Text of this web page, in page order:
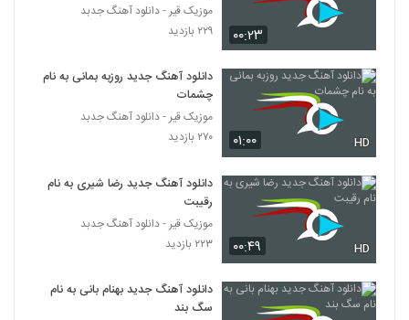
5320
شکیب آهنگ یکی به دو
۳۴۶ بازدید
5321
دانلود آهنگ دل دیوونه از شاهین ملک پور
۲۵۶ بازدید
Rasoul Saberi Naro
5323
دانلود آهنگ جدید و زیبای حمید عسکری با نام
رفت دلم
۰۰:۲۳
موزیک قیر - دانلود آهنگ جدبد
۲۲۹ بازدید
۰۱:۰۰ HD
دانلود آهنگ جدید روزبه بمانی به نام
چشمات
موزیک قیر - دانلود آهنگ جدبد
۲۷۰ بازدید
۰۰:۴۹ HD
دانلود آهنگ جدید رضا شیری به نام
رقیبت
موزیک قیر - دانلود آهنگ جدبد
۲۲۳ بازدید
دانلود آهنگ جدید بهنام بانی به نام
سگ بند